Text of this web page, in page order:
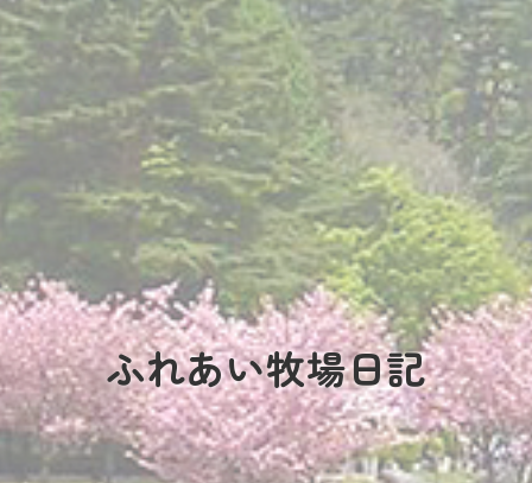
ふれあい牧場日記